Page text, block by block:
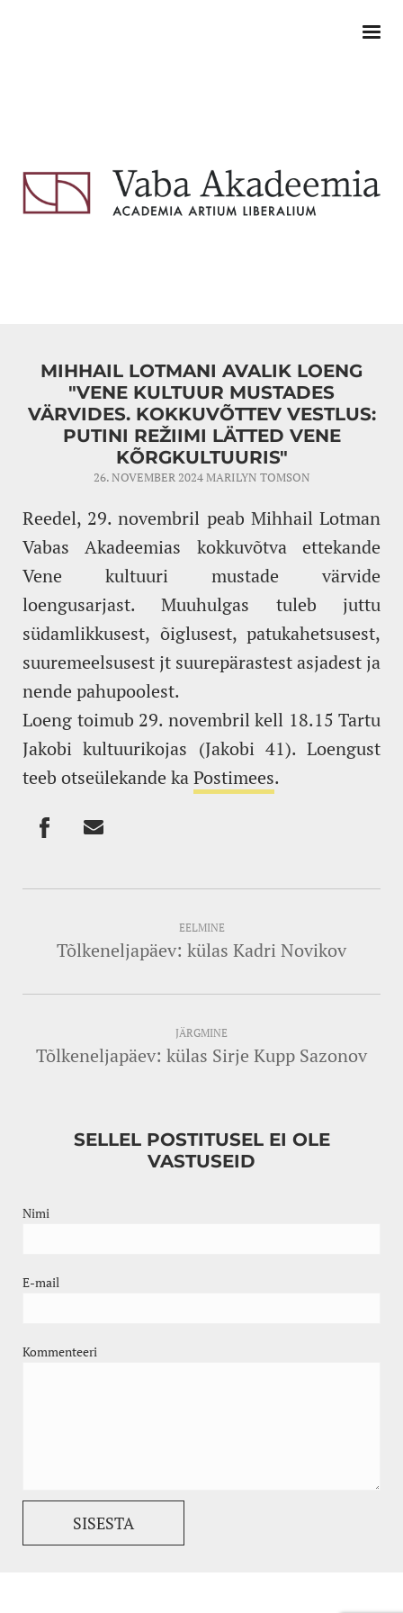
MIHHAIL LOTMANI AVALIK LOENG
"VENE KULTUUR MUSTADES
VÄRVIDES. KOKKUVÕTTEV VESTLUS:
PUTINI REŽIIMI LÄTTED VENE
KÕRGKULTUURIS"
26. NOVEMBER 2024MARILYN TOMSON
Reedel, 29. novembril peab Mihhail Lotman
Vabas Akadeemias kokkuvõtva ettekande
Vene kultuuri mustade värvide
loengusarjast. Muuhulgas tuleb juttu
südamlikkusest, õiglusest, patukahetsusest,
suuremeelsusest jt suurepärastest asjadest ja
nende pahupoolest.
Loeng toimub 29. novembril kell 18.15 Tartu
Jakobi kultuurikojas (Jakobi 41). Loengust
teeb otseülekande kaPostimees.
EELMINE
Tõlkeneljapäev: külas Kadri Novikov
JÄRGMINE
Tõlkeneljapäev: külas Sirje Kupp Sazonov
SELLEL POSTITUSEL EI OLE
VASTUSEID
Nimi
E-mail
Kommenteeri